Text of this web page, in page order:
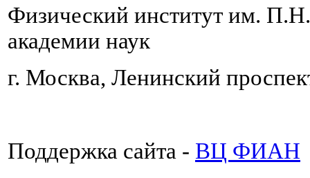
Физический институт им.
академии наук
г. Москва, Ленинский
Поддержка сайта - ВЦ ФИАН